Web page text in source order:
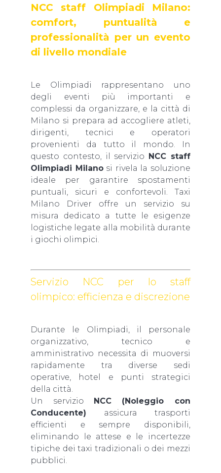
NCC staff Olimpiadi Milano:
comfort, puntualità e
professionalità per un evento
di livello mondiale
Le Olimpiadi rappresentano uno
degli eventi più importanti e
complessi da organizzare, e la città di
Milano si prepara ad accogliere atleti,
dirigenti, tecnici e operatori
provenienti da tutto il mondo. In
questo contesto, il servizio
NCC staff
Olimpiadi Milanosi rivela la soluzione
ideale per garantire spostamenti
puntuali, sicuri e confortevoli. Taxi
Milano Driver offre un servizio su
misura dedicato a tutte le esigenze
logistiche legate alla mobilità durante
i giochi olimpici.
Servizio NCC per lo staff
olimpico: efficienza e discrezione
Durante le Olimpiadi, il personale
organizzativo, tecnico e
amministrativo necessita di muoversi
rapidamente tra diverse sedi
operative, hotel e punti strategici
della città.
Un servizio
NCC (Noleggio con
Conducente) assicura trasporti
efficienti e sempre disponibili,
eliminando le attese e le incertezze
tipiche dei taxi tradizionali o dei mezzi
pubblici.